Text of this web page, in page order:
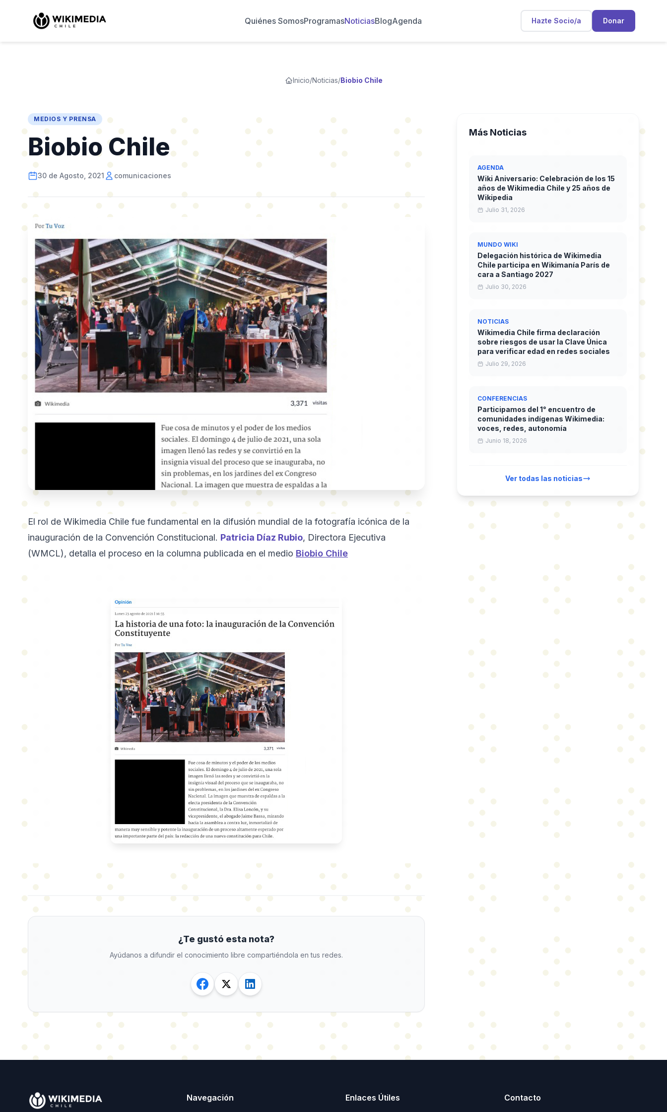
Quiénes SomosProgramasNoticiasBlogAgenda Hazte Socio/a Donar
Inicio/Noticias/Biobio Chile
MEDIOS Y PRENSA
Biobio Chile
30 de Agosto, 2021 comunicaciones
El rol de Wikimedia Chile fue fundamental en la difusión mundial de la fotografía icónica de la
inauguración de la Convención Constitucional. Patricia Díaz Rubio, Directora Ejecutiva
(WMCL), detalla el proceso en la columna publicada en el medio Biobio Chile
¿Te gustó esta nota?
Ayúdanos a difundir el conocimiento libre compartiéndola en tus redes.
Más Noticias
AGENDA
Wiki Aniversario: Celebración de los 15
años de Wikimedia Chile y 25 años de
Wikipedia
Julio 31, 2026
MUNDO WIKI
Delegación histórica de Wikimedia
Chile participa en Wikimanía París de
cara a Santiago 2027
Julio 30, 2026
NOTICIAS
Wikimedia Chile firma declaración
sobre riesgos de usar la Clave Única
para verificar edad en redes sociales
Julio 29, 2026
CONFERENCIAS
Participamos del 1° encuentro de
comunidades indígenas Wikimedia:
voces, redes, autonomía
Junio 18, 2026
Ver todas las noticias
Navegación Enlaces Útiles Contacto